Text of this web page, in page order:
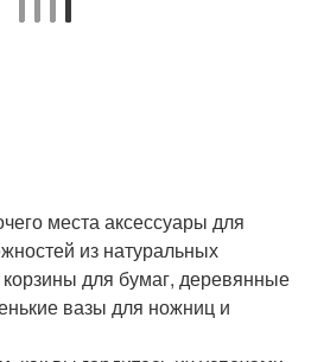
места аксессуары для
из натуральных
для бумаг, деревянные
вазы для ножниц и